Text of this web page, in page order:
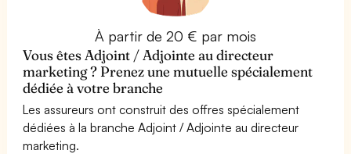
À partir de 20 € par mois
Vous êtes Adjoint / Adjointe au directeur
marketing ? Prenez une mutuelle spécialement
dédiée à votre branche
Les assureurs ont construit des offres spécialement
dédiées à la branche Adjoint / Adjointe au directeur
marketing.